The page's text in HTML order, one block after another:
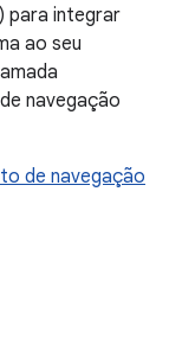
para integrar
ao seu
navegação
de navegação